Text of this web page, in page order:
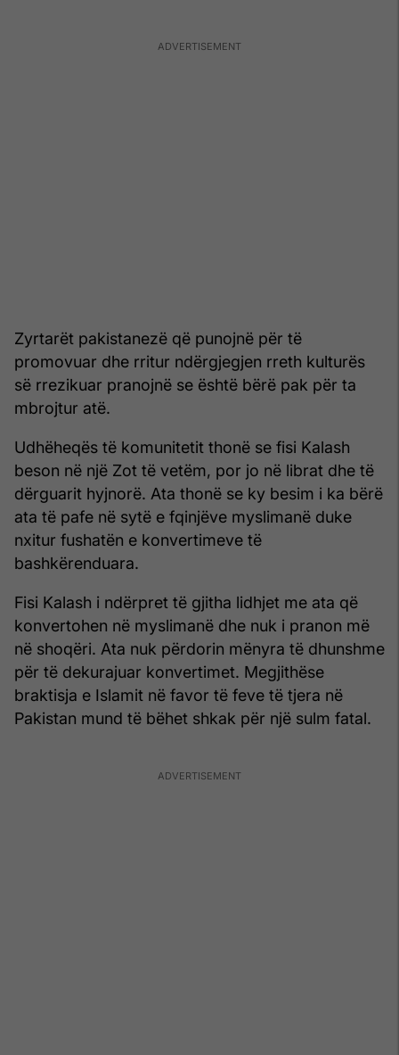
Zyrtarët pakistanezë që punojnë për të
promovuar dhe rritur ndërgjegjen rreth kulturës
së rrezikuar pranojnë se është bërë pak për ta
mbrojtur atë.
Udhëheqës të komunitetit thonë se fisi Kalash
beson në një Zot të vetëm, por jo në librat dhe të
dërguarit hyjnorë. Ata thonë se ky besim i ka bërë
ata të pafe në sytë e fqinjëve myslimanë duke
nxitur fushatën e konvertimeve të
bashkërenduara.
Fisi Kalash i ndërpret të gjitha lidhjet me ata që
konvertohen në myslimanë dhe nuk i pranon më
në shoqëri. Ata nuk përdorin mënyra të dhunshme
për të dekurajuar konvertimet. Megjithëse
braktisja e Islamit në favor të feve të tjera në
Pakistan mund të bëhet shkak për një sulm fatal.